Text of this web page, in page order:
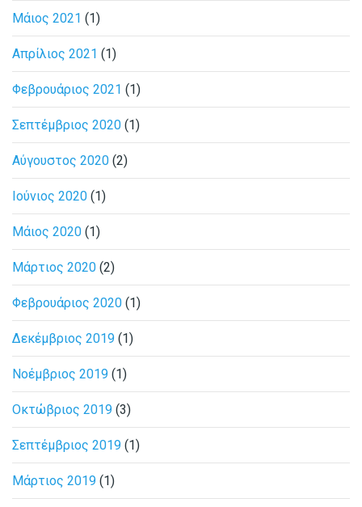
Μάιος 2021 (1)
Απρίλιος 2021 (1)
Φεβρουάριος 2021 (1)
Σεπτέμβριος 2020 (1)
Αύγουστος 2020 (2)
Ιούνιος 2020 (1)
Μάιος 2020 (1)
Μάρτιος 2020 (2)
Φεβρουάριος 2020 (1)
Δεκέμβριος 2019 (1)
Νοέμβριος 2019 (1)
Οκτώβριος 2019 (3)
Σεπτέμβριος 2019 (1)
Μάρτιος 2019 (1)